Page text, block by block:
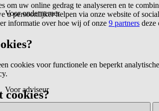
Voor ondernemer
Voor adviseur
om uw online gedrag te analyseren en te
u persoonlijker helpen via onze website of
informatie over hoe wij of onze 9 partners deze
cookies voor functionele en beperkt
cookies?